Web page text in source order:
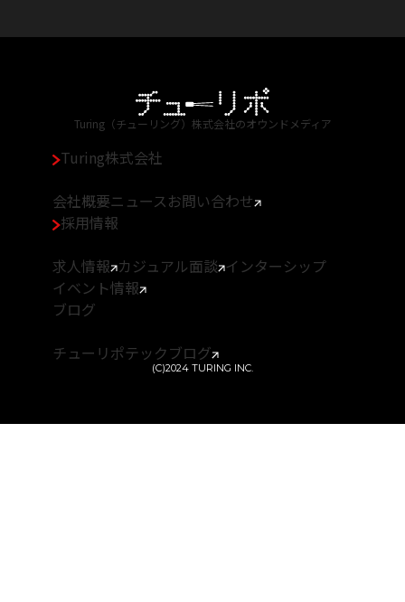
Turing（チューリング）株式会社のオウンドメディア
Turing株式会社
会社概要ニュースお問い合わせ
採用情報
求人情報 カジュアル面談 インターシップ
イベント情報
ブログ
チューリポテックブログ
(C)2024 TURING INC.